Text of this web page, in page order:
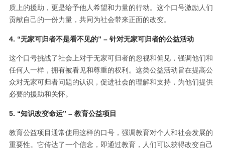
质上的援助，更是给予他人希望和力量的行动。这个口号激励人们
贡献自己的一份力量，共同为社会带来正面的改变。
4. “无家可归者不是看不见的” – 针对无家可归者的公益活动
这个口号挑战了社会上对于无家可归者的忽视和偏见，强调他们和
任何人一样，拥有被看见和尊重的权利。这类公益活动旨在提高公
众对无家可归者问题的认识，促进社会的理解和支持，为他们提供
必要的援助和关怀。
5. “知识改变命运” – 教育公益项目
教育公益项目通常使用这样的口号，强调教育对个人和社会发展的
重要性。它传达了一个信念，即通过教育，人们可以获得改变自己